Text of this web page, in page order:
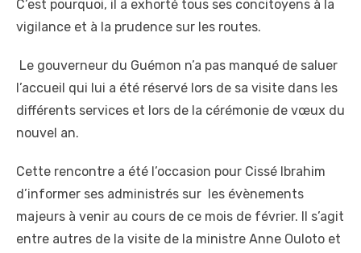
C’est pourquoi, il a exhorté tous ses concitoyens à la
vigilance et à la prudence sur les routes.
Le gouverneur du Guémon n’a pas manqué de saluer
l’accueil qui lui a été réservé lors de sa visite dans les
différents services et lors de la cérémonie de vœux du
nouvel an.
Cette rencontre a été l’occasion pour Cissé Ibrahim
d’informer ses administrés sur les évènements
majeurs à venir au cours de ce mois de février. Il s’agit
entre autres de la visite de la ministre Anne Ouloto et